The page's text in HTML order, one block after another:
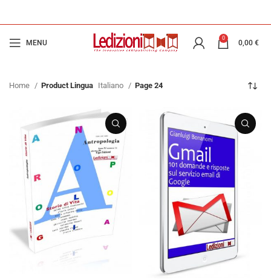
MENU
0
0,00 €
Home Product Lingua Italiano Page 24